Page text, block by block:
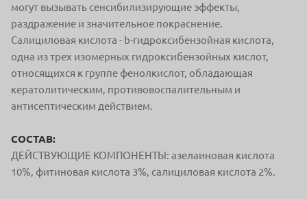
могут вызывать сенсибилизирующие эффекты,
раздражение и значительное покраснение.
Салициловая кислота - b-гидроксибензойная кислота,
одна из трех изомерных гидроксибензойных кислот,
относящихся к группе фенолкислот, обладающая
кератолитическим, противовоспалительным и
антисептическим действием.
СОСТАВ:
ДЕЙСТВУЮЩИЕ КОМПОНЕНТЫ: азелаиновая кислота
10%, фитиновая кислота 3%, салициловая кислота 2%.